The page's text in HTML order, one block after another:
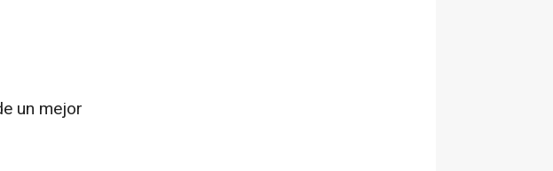
un mejor